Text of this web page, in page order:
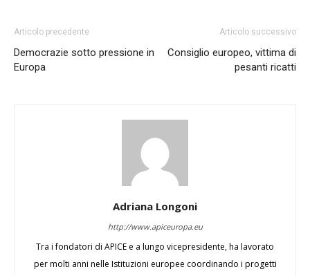
Articolo precedente
Democrazie sotto pressione in
Europa
Articolo successivo
Consiglio europeo, vittima di
pesanti ricatti
Adriana Longoni
http://www.apiceuropa.eu
Tra i fondatori di APICE e a lungo vicepresidente, ha lavorato
per molti anni nelle Istituzioni europee coordinando i progetti